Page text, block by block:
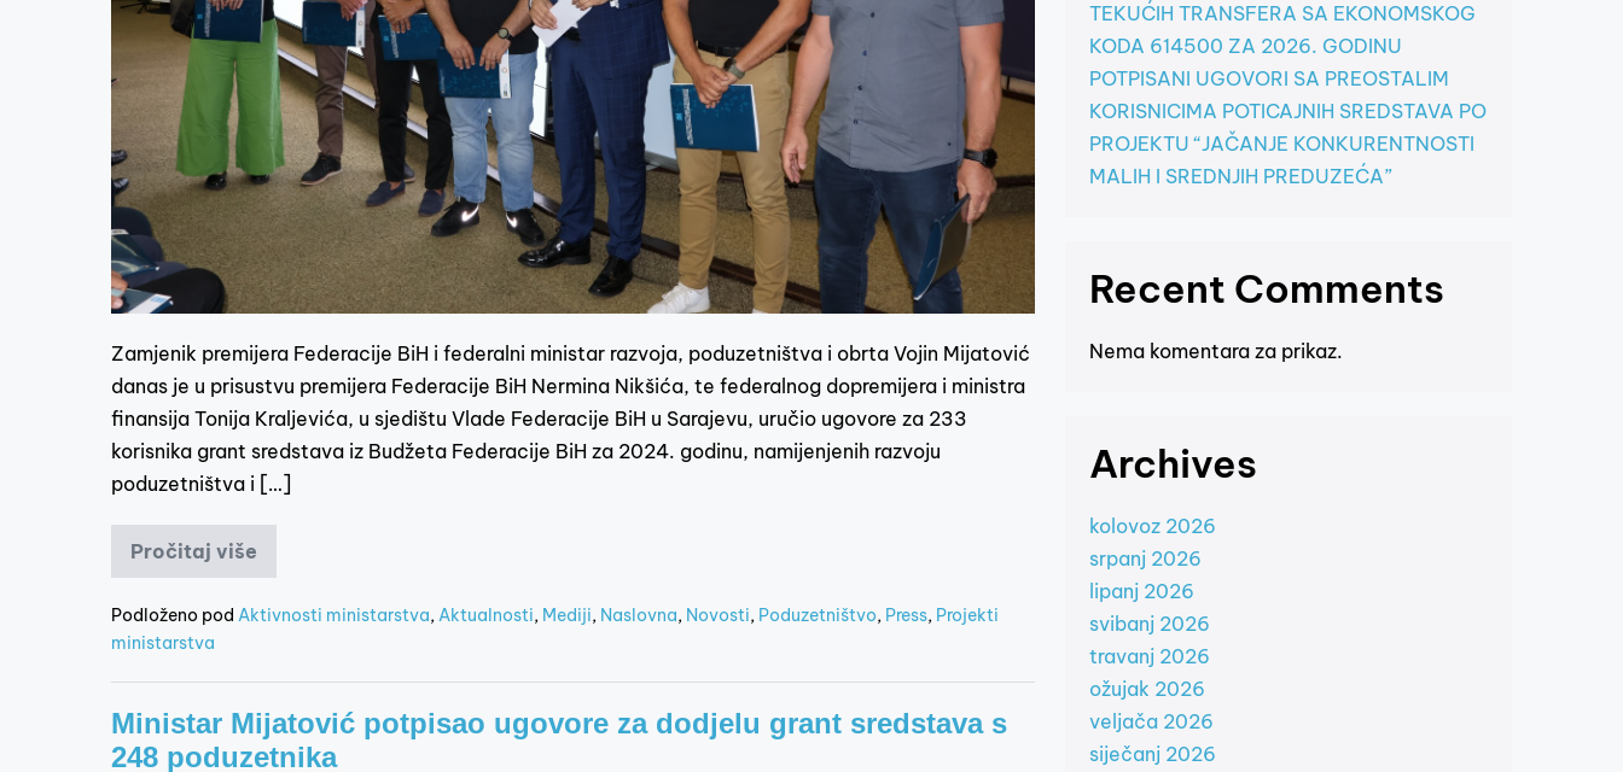
Zamjenik premijera Federacije BiH i federalni ministar razvoja, poduzetništva i obrta Vojin Mijatović
danas je u prisustvu premijera Federacije BiH Nermina Nikšića, te federalnog dopremijera i ministra
finansija Tonija Kraljevića, u sjedištu Vlade Federacije BiH u Sarajevu, uručio ugovore za 233
korisnika grant sredstava iz Budžeta Federacije BiH za 2024. godinu, namijenjenih razvoju
poduzetništva i […]
Pročitaj više
Podloženo pod Aktivnosti ministarstva,Aktualnosti, Mediji, Naslovna, Novosti, Poduzetništvo, Press, Projekti
ministarstva
Ministar Mijatović potpisao ugovore za dodjelu grant sredstava s
248 poduzetnika
TEKUĆIH TRANSFERA SA EKONOMSKOG
KODA 614500 ZA 2026. GODINU
POTPISANI UGOVORI SA PREOSTALIM
KORISNICIMA POTICAJNIH SREDSTAVA PO
PROJEKTU “JAČANJE KONKURENTNOSTI
MALIH I SREDNJIH PREDUZEĆA”
Recent Comments
Nema komentara za prikaz.
Archives
kolovoz 2026
srpanj 2026
lipanj 2026
svibanj 2026
travanj 2026
ožujak 2026
veljača 2026
siječanj 2026